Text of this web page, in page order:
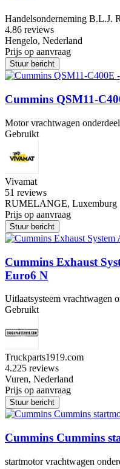
Handelsonderneming B.L.J.
4.86 reviews
Hengelo, Nederland
Prijs op aanvraag
Stuur bericht
Cummins QSM11-
Motor vrachtwagen onderdeel
Gebruikt
Vivamat
51 reviews
RUMELANGE, Luxemburg
Prijs op aanvraag
Stuur bericht
Cummins Exhaust
Euro6 N
Uitlaatsysteem vrachtwagen
Gebruikt
Truckparts1919.com
4.225 reviews
Vuren, Nederland
Prijs op aanvraag
Stuur bericht
Cummins Cummins
startmotor vrachtwagen